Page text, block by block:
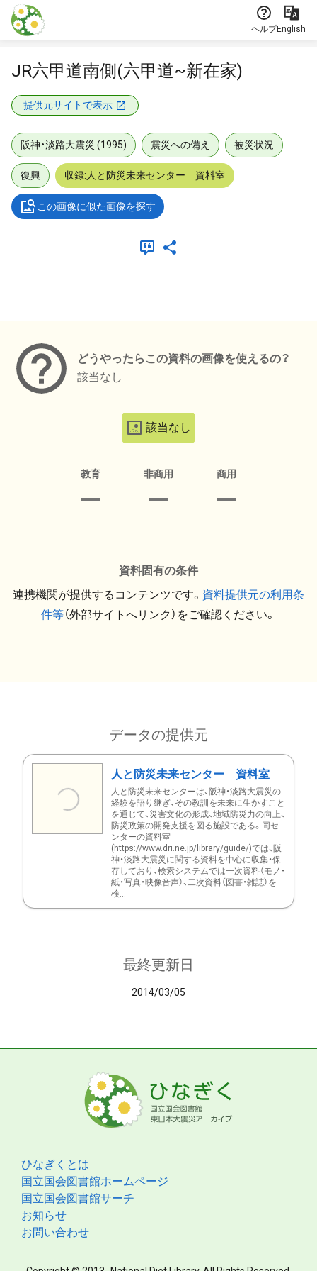
本文に飛ぶ
ヘルプEnglish
JR六甲道南側(六甲道~新在家)
提供元サイトで表示
阪神・淡路大震災 (1995) 震災への備え 被災状況
復興 収録:人と防災未来センター 資料室
この画像に似た画像を探す
どうやったらこの資料の画像を使えるの？
該当なし
該当なし
教育 非商用 商用
資料固有の条件
連携機関が提供するコンテンツです。 資料提供元の利用条
件等（外部サイトへリンク）をご確認ください。
データの提供元
人と防災未来センター 資料室
人と防災未来センターは、阪神・淡路大震災の
経験を語り継ぎ、その教訓を未来に生かすこと
を通じて、災害文化の形成、地域防災力の向上、
防災政策の開発支援を図る施設である。同セ
ンターの資料室
(https://www.dri.ne.jp/library/guide/)では、阪
神・淡路大震災に関する資料を中心に収集・保
存しており、検索システムでは一次資料（モノ・
紙・写真・映像音声）、二次資料（図書・雑誌）を
検...
最終更新日
2014/03/05
ひなぎくとは
国立国会図書館ホームページ
国立国会図書館サーチ
お知らせ
お問い合わせ